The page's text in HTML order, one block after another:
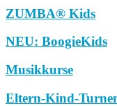
ZUMBA® Kids
NEU: BoogieKids
Musikkurse
Eltern-Kind-